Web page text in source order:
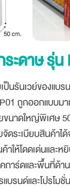
ะดาษ รุ่น
ป็นรันเวย์ของแบ
ถูกออกแบบม
นาดใหญ่พิเศษ
ดระเบียบสินค้าไ
ให้โดดเด่นและห
าร์ดและพื้นที่ด้า
นด์และโปรโมชั่